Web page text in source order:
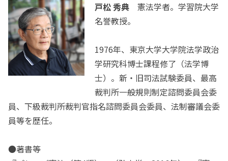
戸松 秀典 憲法学者。学習院大学
名誉教授。
1976年、東京大学大学院法学政治
学研究科博士課程修了（法学博
士）。新・旧司法試験委員、最高
裁判所一般規則制定諮問委員会委
員、下級裁判所裁判官指名諮問委員会委員、法制審議会委
員等を歴任。
●著書等